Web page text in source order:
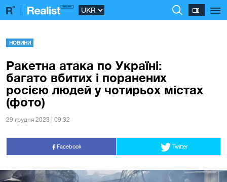
НОВИНИ
Ракетна атака по Україні:
багато вбитих і поранених
росією людей у чотирьох містах
(фото)
29 грудня 2023 | 09:32
Facebook Twitter